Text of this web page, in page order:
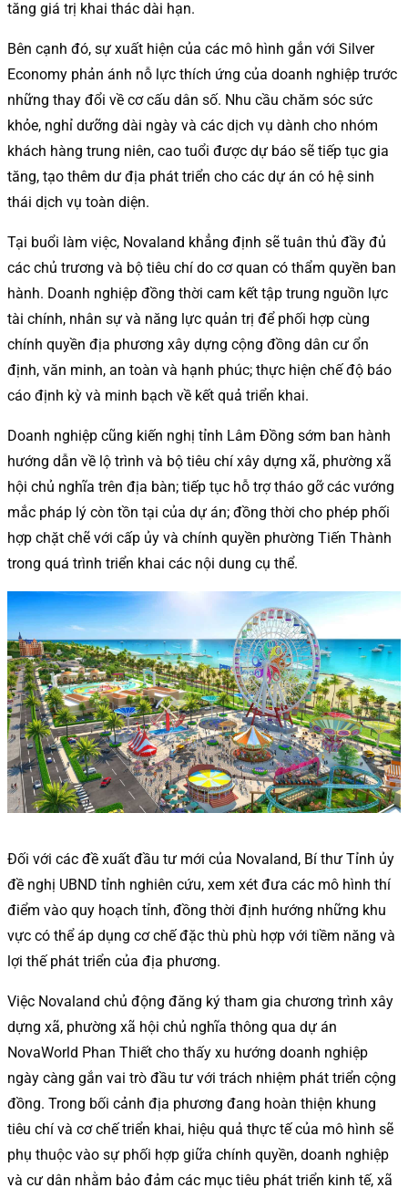
tăng giá trị khai thác dài hạn.
Bên cạnh đó, sự xuất hiện của các mô hình gắn với Silver
Economy phản ánh nỗ lực thích ứng của doanh nghiệp trước
những thay đổi về cơ cấu dân số. Nhu cầu chăm sóc sức
khỏe, nghỉ dưỡng dài ngày và các dịch vụ dành cho nhóm
khách hàng trung niên, cao tuổi được dự báo sẽ tiếp tục gia
tăng, tạo thêm dư địa phát triển cho các dự án có hệ sinh
thái dịch vụ toàn diện.
Tại buổi làm việc, Novaland khẳng định sẽ tuân thủ đầy đủ
các chủ trương và bộ tiêu chí do cơ quan có thẩm quyền ban
hành. Doanh nghiệp đồng thời cam kết tập trung nguồn lực
tài chính, nhân sự và năng lực quản trị để phối hợp cùng
chính quyền địa phương xây dựng cộng đồng dân cư ổn
định, văn minh, an toàn và hạnh phúc; thực hiện chế độ báo
cáo định kỳ và minh bạch về kết quả triển khai.
Doanh nghiệp cũng kiến nghị tỉnh Lâm Đồng sớm ban hành
hướng dẫn về lộ trình và bộ tiêu chí xây dựng xã, phường xã
hội chủ nghĩa trên địa bàn; tiếp tục hỗ trợ tháo gỡ các vướng
mắc pháp lý còn tồn tại của dự án; đồng thời cho phép phối
hợp chặt chẽ với cấp ủy và chính quyền phường Tiến Thành
trong quá trình triển khai các nội dung cụ thể.
Đối với các đề xuất đầu tư mới của Novaland, Bí thư Tỉnh ủy
đề nghị UBND tỉnh nghiên cứu, xem xét đưa các mô hình thí
điểm vào quy hoạch tỉnh, đồng thời định hướng những khu
vực có thể áp dụng cơ chế đặc thù phù hợp với tiềm năng và
lợi thế phát triển của địa phương.
Việc Novaland chủ động đăng ký tham gia chương trình xây
dựng xã, phường xã hội chủ nghĩa thông qua dự án
NovaWorld Phan Thiết cho thấy xu hướng doanh nghiệp
ngày càng gắn vai trò đầu tư với trách nhiệm phát triển cộng
đồng. Trong bối cảnh địa phương đang hoàn thiện khung
tiêu chí và cơ chế triển khai, hiệu quả thực tế của mô hình sẽ
phụ thuộc vào sự phối hợp giữa chính quyền, doanh nghiệp
và cư dân nhằm bảo đảm các mục tiêu phát triển kinh tế, xã